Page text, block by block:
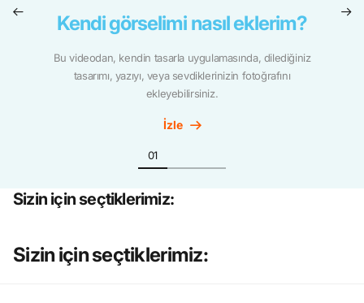
Kendi görselimi nasıl eklerim?
Bu videodan, kendin tasarla uygulamasında, dilediğiniz
tasarımı, yazıyı, veya sevdiklerinizin fotoğrafını
ekleyebilirsiniz.
İzle
Sizin için seçtiklerimiz:
Sizin için seçtiklerimiz: